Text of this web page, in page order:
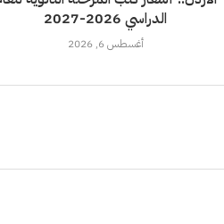
الدراسي 2026-2027
أغسطس 6, 2026